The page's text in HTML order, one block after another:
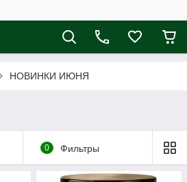
НОВИНКИ ИЮНЯ
0 Фильтры